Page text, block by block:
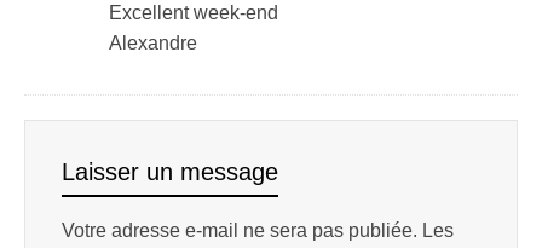
Excellent week-end
Alexandre
Laisser un message
Votre adresse e-mail ne sera pas publiée. Les